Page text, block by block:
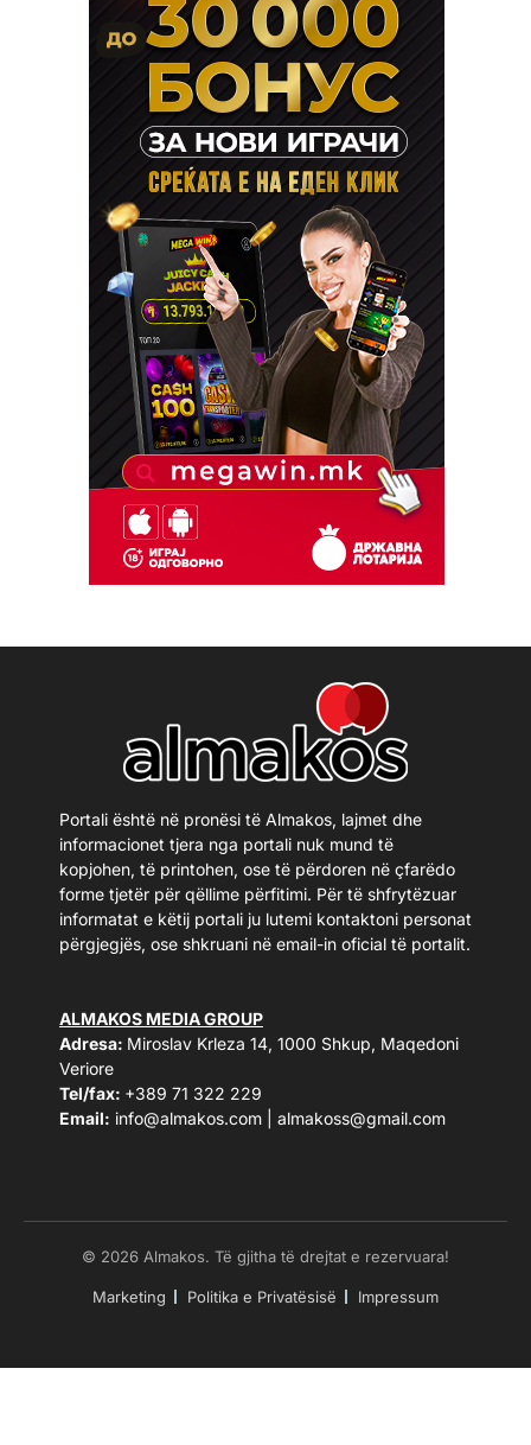
Portali është në pronësi të Almakos, lajmet dhe
informacionet tjera nga portali nuk mund të
kopjohen, të printohen, ose të përdoren në çfarëdo
forme tjetër për qëllime përfitimi. Për të shfrytëzuar
informatat e këtij portali ju lutemi kontaktoni personat
përgjegjës, ose shkruani në email-in oficial të portalit.
ALMAKOS MEDIA GROUP
Adresa: Miroslav Krleza 14, 1000 Shkup, Maqedoni
Veriore
Tel/fax: +389 71 322 229
Email: info@almakos.com almakoss@gmail.com
© 2026 Almakos. Të gjitha të drejtat e rezervuara!
Marketing Politika e Privatësisë Impressum